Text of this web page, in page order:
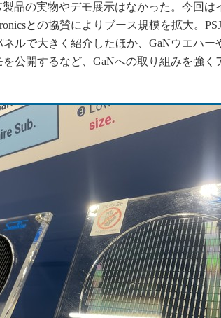
品の実物やデモ展示はなかった。今回は
との協賛によりブース規模を拡大。
ルで大きく紹介したほか、GaNウエハー
公開するなど、GaNへの取り組みを強く